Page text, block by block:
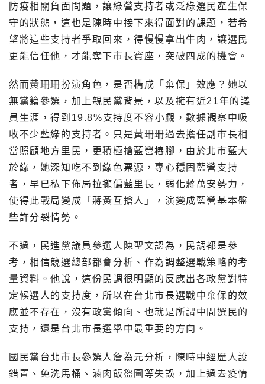
防疫相關負面問題，讓綠營支持者或泛綠選民產生保
守的狀態，這也是陳時中接下來得面對的課題，若希
望將這些支持者爭取回來，得慢慢拿出牛肉，讓選民
更能信任他，才能奪下市長寶座，突破四成的機會。
然而黃珊珊扮演角色，是否構成「棄保」效應？她以
無黨籍參選，加上親民黨背景，以及擁有近21年的議
員生涯，得到19.8%支持度不容小覷，數據觀察中吸
收不少藍綠的支持者。只是黃珊珊過去擔任副市長相
當照顧地方里民，更積極搶藍營樁腳，由於北市藍大
於綠，她深知吃不到綠色票源，專心穩固藍營支持
者，早已私下佈局拉攏偏藍里長，弱化蔣萬安勢力，
使得此戰局變成「蔣黃互搶人」，演變成藍營基本盤
些許分裂情勢。
不過，民進黨議員參選人陳聖文認為，民調都是參
考，相信競選總部都會分析、作為調整選戰策略的考
量資料。他說，這份民調很明顯的反應出各政黨對特
定候選人的支持度，所以在台北市長選戰中棄保的效
應並不存在，沒有政黨傾向、也就是所謂中間選民的
支持，還是台北市長選舉中最重要的方向。
國民黨台北市長參選人詹為元分析，陳時中經歷人設
錯置、免洗馬桶、滷肉飯盜圖等失誤，加上過去疫情